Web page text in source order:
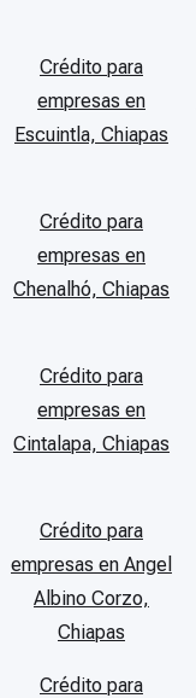
Crédito para
empresas en
Escuintla, Chiapas
Crédito para
empresas en
Chenalhó, Chiapas
Crédito para
empresas en
Cintalapa, Chiapas
Crédito para
empresas en Angel
Albino Corzo,
Chiapas
Crédito para